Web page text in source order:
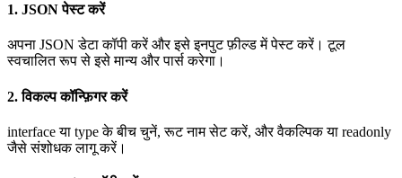
1. JSON पेस्ट करें
अपना JSON डेटा कॉपी करें और इसे इनपुट फ़ील्ड में पेस्ट करें। टूल
स्वचालित रूप से इसे मान्य और पार्स करेगा।
2. विकल्प कॉन्फ़िगर करें
interface या type के बीच चुनें, रूट नाम सेट करें, और वैकल्पिक या readonly
जैसे संशोधक लागू करें।